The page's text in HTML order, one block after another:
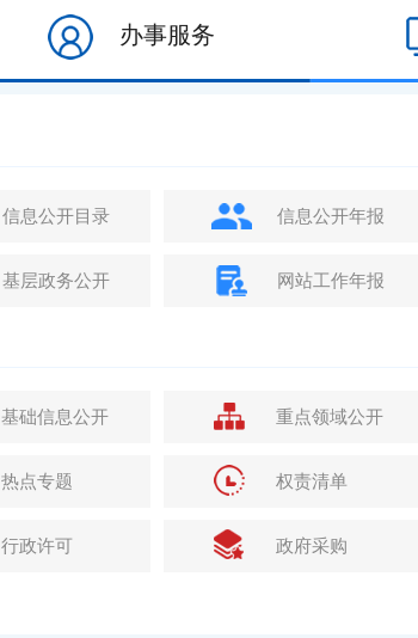
办事服务
信息公开目录 信息公开年报
基层政务公开 网站工作年报
基础信息公开 重点领域公开
热点专题 权责清单
行政许可 政府采购